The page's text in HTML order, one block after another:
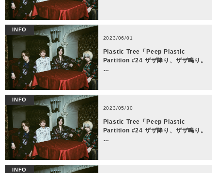
INFO
2023/06/01
Plastic Tree「Peep Plastic
Partition #24 ザザ降り、ザザ鳴り。
…
INFO
2023/05/30
Plastic Tree「Peep Plastic
Partition #24 ザザ降り、ザザ鳴り。
…
INFO